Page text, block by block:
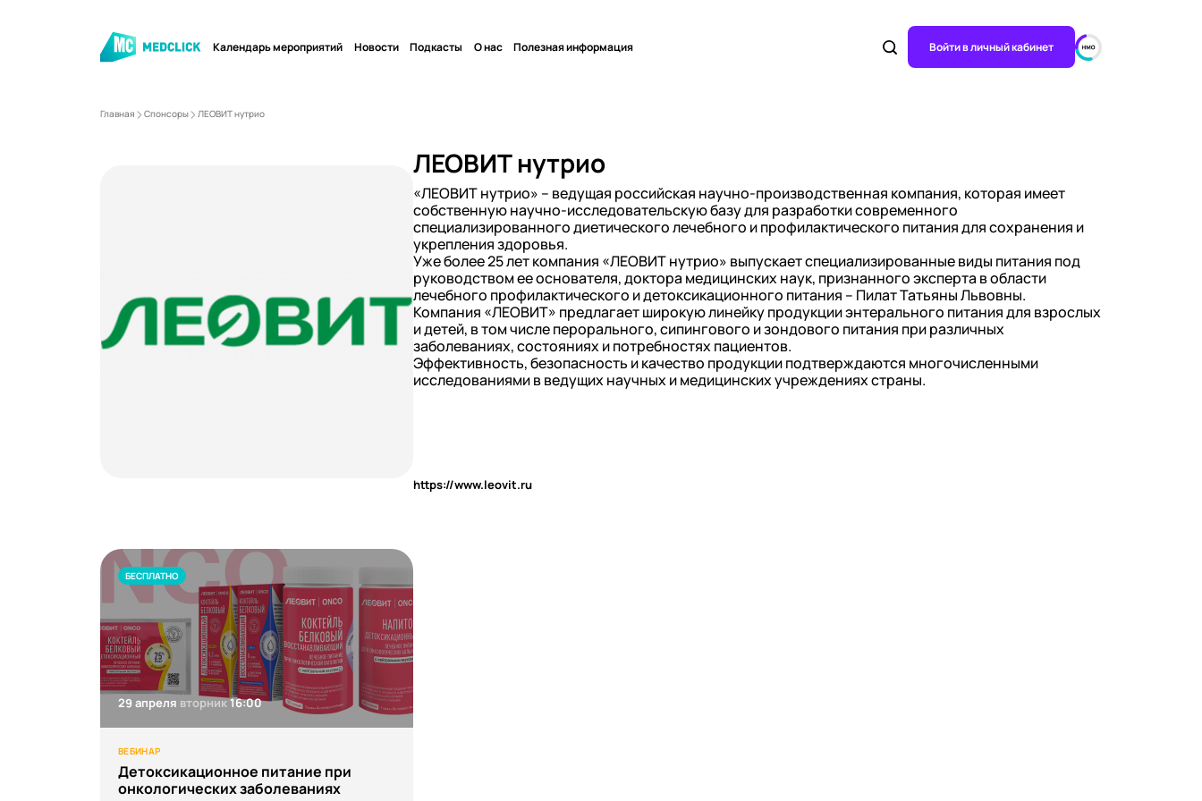
Календарь мероприятий Новости Подкасты О нас Полезная информация Войти в личный кабинет
Главная Спонсоры ЛЕОВИТ нутрио
ЛЕОВИТ нутрио
«ЛЕОВИТ нутрио» – ведущая российская научно-производственная компания, которая имеет
собственную научно-исследовательскую базу для разработки современного
специализированного диетического лечебного и профилактического питания для сохранения и
укрепления здоровья.
Уже более 25 лет компания «ЛЕОВИТ нутрио» выпускает специализированные виды питания под
руководством ее основателя, доктора медицинских наук, признанного эксперта в области
лечебного профилактического и детоксикационного питания – Пилат Татьяны Львовны.
Компания «ЛЕОВИТ» предлагает широкую линейку продукции энтерального питания для взрослых
и детей, в том числе перорального, сипингового и зондового питания при различных
заболеваниях, состояниях и потребностях пациентов.
Эффективность, безопасность и качество продукции подтверждаются многочисленными
исследованиями в ведущих научных и медицинских учреждениях страны.
https://www.leovit.ru
БЕСПЛАТНО
29 апреля вторник16:00
ВЕБИНАР
Детоксикационное питание при
онкологических заболеваниях